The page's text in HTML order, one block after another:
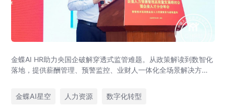
金蝶AI HR助力央国企破解穿透式监管难题。从政策解读到数智化
落地，提供薪酬管理、预警监控、业财人一体化全场景解决方
金蝶AI星空
人力资源 数字化转型